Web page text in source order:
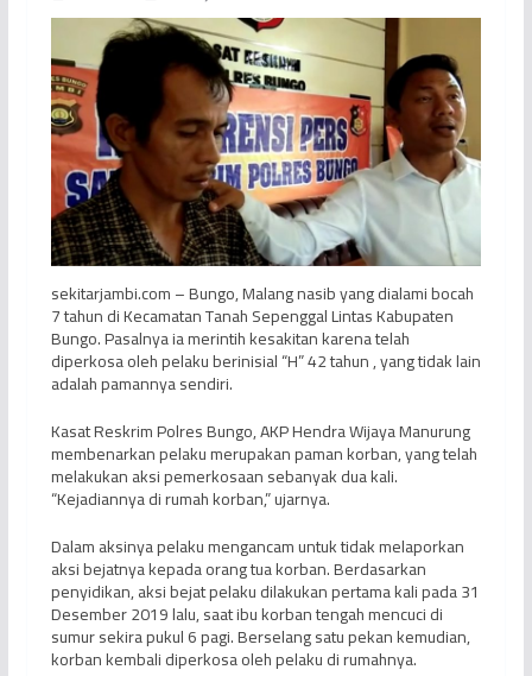
sekitarjambi.com – Bungo, Malang nasib yang dialami bocah
7 tahun di Kecamatan Tanah Sepenggal Lintas Kabupaten
Bungo. Pasalnya ia merintih kesakitan karena telah
diperkosa oleh pelaku berinisial “H” 42 tahun , yang tidak lain
adalah pamannya sendiri.
Kasat Reskrim Polres Bungo, AKP Hendra Wijaya Manurung
membenarkan pelaku merupakan paman korban, yang telah
melakukan aksi pemerkosaan sebanyak dua kali.
“Kejadiannya di rumah korban,” ujarnya.
Dalam aksinya pelaku mengancam untuk tidak melaporkan
aksi bejatnya kepada orang tua korban. Berdasarkan
penyidikan, aksi bejat pelaku dilakukan pertama kali pada 31
Desember 2019 lalu, saat ibu korban tengah mencuci di
sumur sekira pukul 6 pagi. Berselang satu pekan kemudian,
korban kembali diperkosa oleh pelaku di rumahnya.